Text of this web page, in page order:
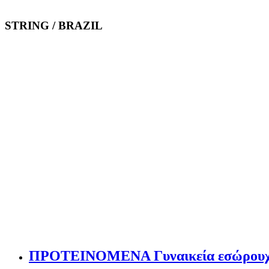
STRING / BRAZIL
ΠΡΟΤΕΙΝΟΜΕΝΑ Γυναικεία